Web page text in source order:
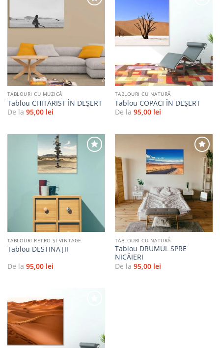
favorite
TABLOURI CU MUZICĂ
Tablou CHITARIST ÎN DEȘERT
De la 95,00 lei
favorite
TABLOURI CU NATURĂ
Tablou COPACI ÎN DEȘERT
De la 95,00 lei
TABLOURI RETRO ȘI VINTAGE
Tablou DESTINAŢII
De la 95,00 lei
Adaugă
favorite
TABLOURI CU NATURĂ
Tablou DRUMUL SPRE
NICĂIERI
De la 95,00 lei
favorite